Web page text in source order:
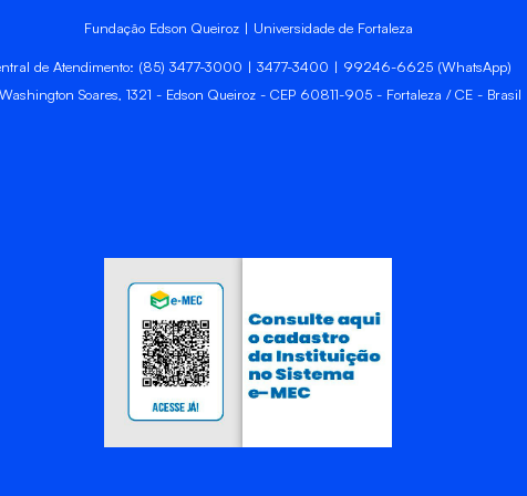
Fundação Edson Queiroz | Universidade de Fortaleza
de Atendimento: (85) 3477-3000 | 3477-3400 | 99246-6625 (WhatsApp)
Soares, 1321 - Edson Queiroz - CEP 60811-905 - Fortaleza / CE - Brasil